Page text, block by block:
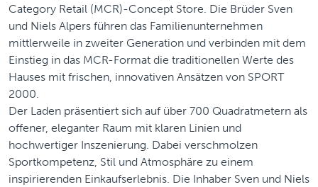
Category Retail (MCR)-Concept Store. Die Brüder Sven
und Niels Alpers führen das Familienunternehmen
mittlerweile in zweiter Generation und verbinden mit dem
Einstieg in das MCR-Format die traditionellen Werte des
Hauses mit frischen, innovativen Ansätzen von SPORT
2000.
Der Laden präsentiert sich auf über 700 Quadratmetern als
offener, eleganter Raum mit klaren Linien und
hochwertiger Inszenierung. Dabei verschmolzen
Sportkompetenz, Stil und Atmosphäre zu einem
inspirierenden Einkaufserlebnis. Die Inhaber Sven und Niels